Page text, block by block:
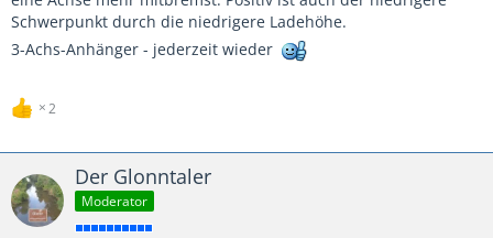
Schwerpunkt durch die niedrigere Ladehöhe.
3-Achs-Anhänger - jederzeit wieder
2
Der Glonntaler
Moderator